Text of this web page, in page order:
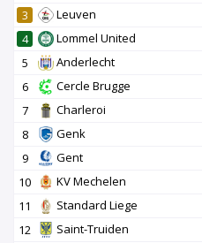
3
Leuven
4
Lommel United
5
Anderlecht
6
Cercle Brugge
7
Charleroi
8
Genk
9
Gent
10
KV Mechelen
11
Standard Liege
12
Saint-Truiden